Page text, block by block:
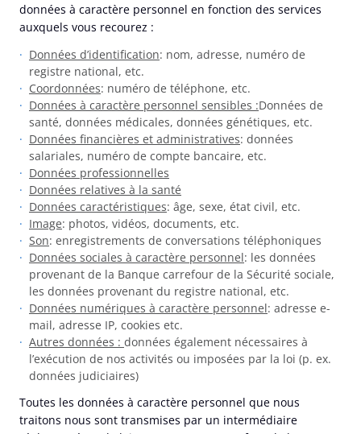
données à caractère personnel en fonction des services
auxquels vous recourez :
Données d’identification: nom, adresse, numéro de
registre national, etc.
Coordonnées: numéro de téléphone, etc.
Données à caractère personnel sensibles :Données de
santé, données médicales, données génétiques, etc.
Données financières et administratives: données
salariales, numéro de compte bancaire, etc.
Données professionnelles
Données relatives à la santé
Données caractéristiques: âge, sexe, état civil, etc.
Image: photos, vidéos, documents, etc.
Son: enregistrements de conversations téléphoniques
Données sociales à caractère personnel: les données
provenant de la Banque carrefour de la Sécurité sociale,
les données provenant du registre national, etc.
Données numériques à caractère personnel: adresse e-
mail, adresse IP, cookies etc.
Autres données : données également nécessaires à
l’exécution de nos activités ou imposées par la loi (p. ex.
données judiciaires)
Toutes les données à caractère personnel que nous
traitons nous sont transmises par un intermédiaire